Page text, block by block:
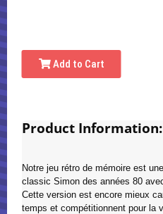
Add to Cart
Product Information:
Notre jeu rétro de mémoire est
classic Simon des années 80
Cette version est encore mieux
temps et compétitionnent pour la